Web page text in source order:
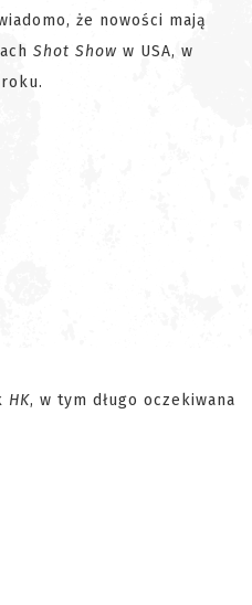
że nowości mają
Shot Show w USA, w
HK, w tym długo oczekiwana